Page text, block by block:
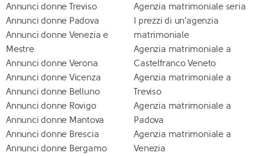
Annunci donne Treviso
Annunci donne Padova
Annunci donne Venezia e
Mestre
Annunci donne Verona
Annunci donne Vicenza
Annunci donne Belluno
Annunci donne Rovigo
Annunci donne Mantova
Annunci donne Brescia
Annunci donne Bergamo
Agenzia matrimoniale seria
I prezzi di un'agenzia
matrimoniale
Agenzia matrimoniale a
Castelfranco Veneto
Agenzia matrimoniale a
Treviso
Agenzia matrimoniale a
Padova
Agenzia matrimoniale a
Venezia